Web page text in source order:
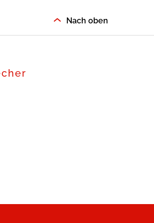
Nach oben